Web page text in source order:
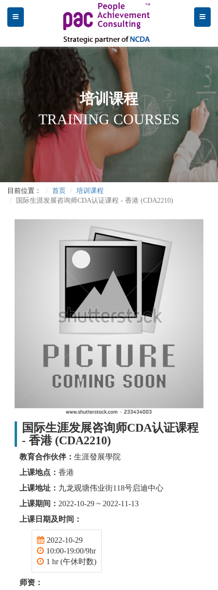
培训课程
TRAINING COURSES
目前位置： 首页
培训课程
国际生涯发展咨询师CDA认证课程 - 香港 (CDA2210)
国际生涯发展咨询师CDA认证课程
- 香港 (CDA2210)
教育合作伙伴： 生涯發展學院
上课地点： 香港
上课地址： 九龙观塘伟业街118号启迪中心
上课期间： 2022-10-29 ~ 2022-11-13
上课日期及时间：
2022-10-29
10:00-19:00/9hr
1 hr (午休时数)
师资：